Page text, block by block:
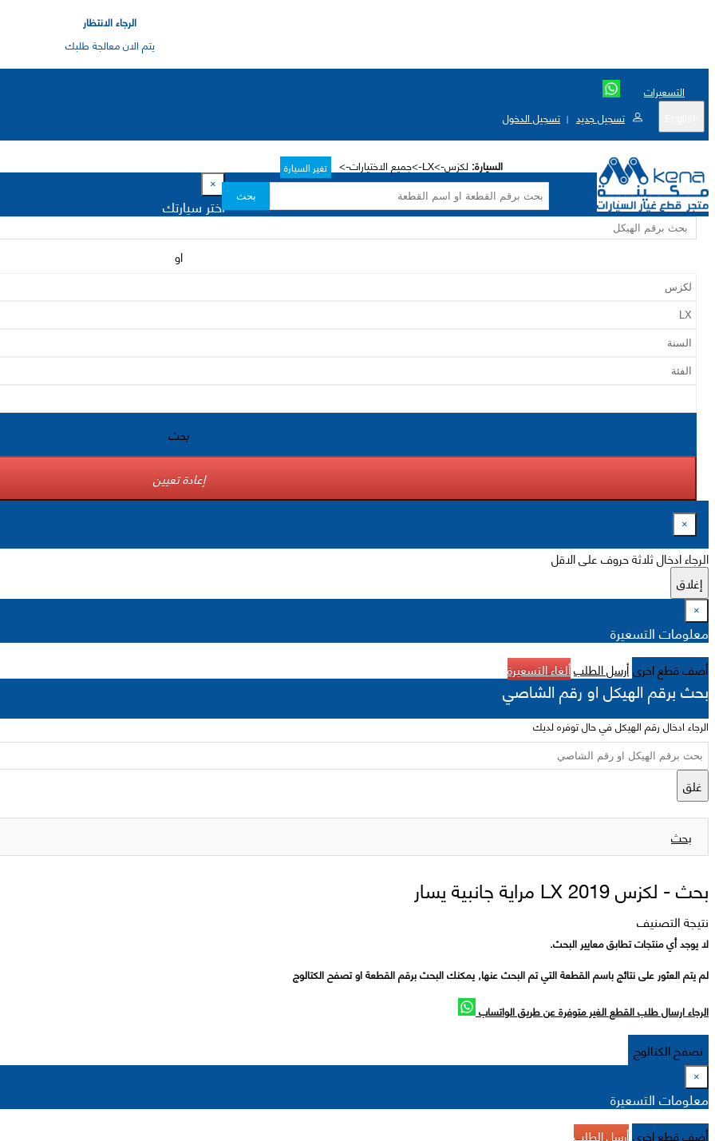
الرجاء الانتظار
يتم الان معالجة طلبك
التسعيرات
تسجيل جديد | تسجيل الدخول
السيارة: لكزس->LX->جميع الاختيارات-> تغير السيارة
بحث
×
اختر سيارتك
او
بحث
إعادة تعيين
×
الرجاء ادخال ثلاثة حروف على الاقل
إغلاق
×
معلومات التسعيرة
أضف قطع اخرىأرسل الطلبألغاء التسعيرة
بحث برقم الهيكل او رقم الشاصي
الرجاء ادخال رقم الهيكل في حال توفره لديك
غلق
بحث
بحث - لكزس 2019 LX مراية جانبية يسار
نتيجة التصنيف
لا يوجد أي منتجات تطابق معايير البحث.
لم يتم العثور على نتائج باسم القطعة التي تم البحث عنها, يمكنك البحث برقم القطعة او تصفح الكتالوج
الرجاء ارسال طلب القطع الغير متوفرة عن طريق الواتساب
تصفح الكتالوج
×
معلومات التسعيرة
أضف قطع اخرىأرسل الطلب